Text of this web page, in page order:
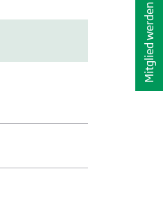
Mitglied werden